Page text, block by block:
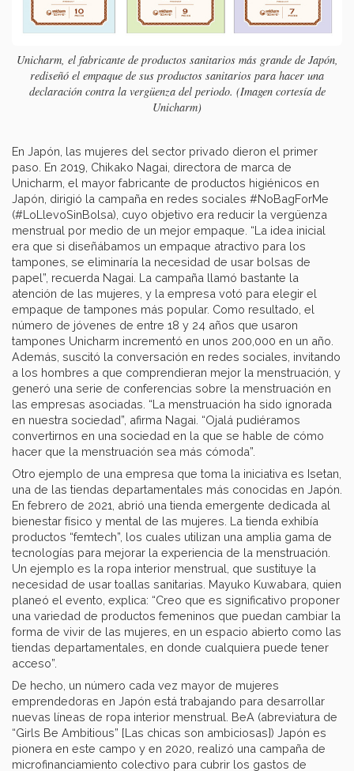
Unicharm, el fabricante de productos sanitarios más grande de Japón,
rediseñó el empaque de sus productos sanitarios para hacer una
declaración contra la vergüenza del periodo. (Imagen cortesía de
Unicharm)
En Japón, las mujeres del sector privado dieron el primer
paso. En 2019, Chikako Nagai, directora de marca de
Unicharm, el mayor fabricante de productos higiénicos en
Japón, dirigió la campaña en redes sociales #NoBagForMe
(#LoLlevoSinBolsa), cuyo objetivo era reducir la vergüenza
menstrual por medio de un mejor empaque. “La idea inicial
era que si diseñábamos un empaque atractivo para los
tampones, se eliminaría la necesidad de usar bolsas de
papel”, recuerda Nagai. La campaña llamó bastante la
atención de las mujeres, y la empresa votó para elegir el
empaque de tampones más popular. Como resultado, el
número de jóvenes de entre 18 y 24 años que usaron
tampones Unicharm incrementó en unos 200,000 en un año.
Además, suscitó la conversación en redes sociales, invitando
a los hombres a que comprendieran mejor la menstruación, y
generó una serie de conferencias sobre la menstruación en
las empresas asociadas. “La menstruación ha sido ignorada
en nuestra sociedad”, afirma Nagai. “Ojalá pudiéramos
convertirnos en una sociedad en la que se hable de cómo
hacer que la menstruación sea más cómoda”.
Otro ejemplo de una empresa que toma la iniciativa es Isetan,
una de las tiendas departamentales más conocidas en Japón.
En febrero de 2021, abrió una tienda emergente dedicada al
bienestar físico y mental de las mujeres. La tienda exhibía
productos “femtech”, los cuales utilizan una amplia gama de
tecnologías para mejorar la experiencia de la menstruación.
Un ejemplo es la ropa interior menstrual, que sustituye la
necesidad de usar toallas sanitarias. Mayuko Kuwabara, quien
planeó el evento, explica: “Creo que es significativo proponer
una variedad de productos femeninos que puedan cambiar la
forma de vivir de las mujeres, en un espacio abierto como las
tiendas departamentales, en donde cualquiera puede tener
acceso”.
De hecho, un número cada vez mayor de mujeres
emprendedoras en Japón está trabajando para desarrollar
nuevas líneas de ropa interior menstrual. BeA (abreviatura de
“Girls Be Ambitious” [Las chicas son ambiciosas]) Japón es
pionera en este campo y en 2020, realizó una campaña de
microfinanciamiento colectivo para cubrir los gastos de